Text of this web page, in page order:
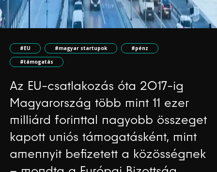
#EU #magyar startupok
#pénz
#támogatás
Az EU-csatlakozás óta 2017-ig
Magyarország több mint 11 ezer
milliárd forinttal nagyobb összeget
kapott uniós támogatásként, mint
amennyit befizetett a közösségnek